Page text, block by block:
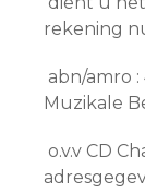
rekening
abn/amro :
Muzikale
o.v.v CD